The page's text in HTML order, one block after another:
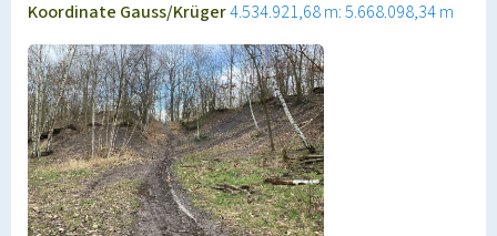
Koordinate Gauss/Krüger4.534.921,68 m: 5.668.098,34 m